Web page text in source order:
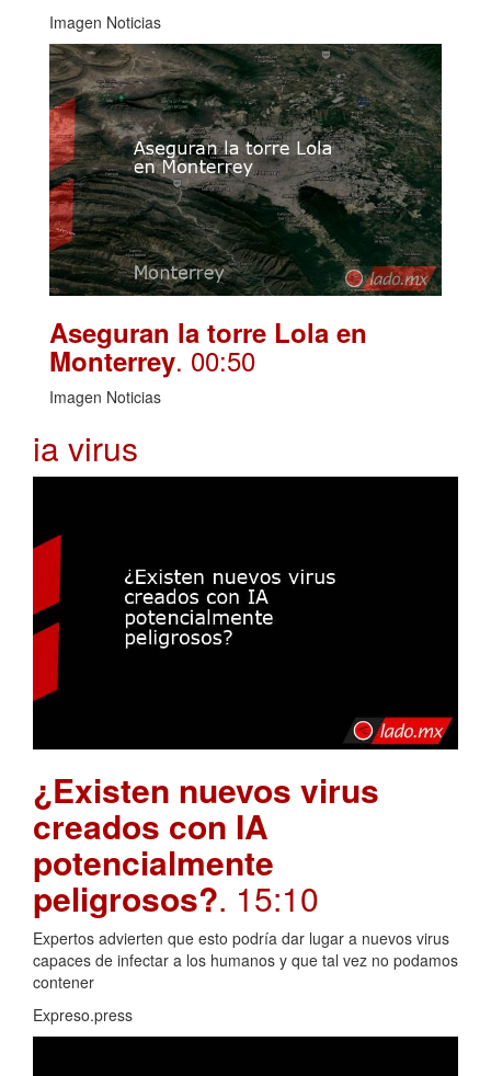
Imagen Noticias
Aseguran la torre Lola en
Monterrey. 00:50
Imagen Noticias
ia virus
¿Existen nuevos virus
creados con IA
potencialmente
peligrosos?. 15:10
Expertos advierten que esto podría dar lugar a nuevos virus
capaces de infectar a los humanos y que tal vez no podamos
contener
Expreso.press